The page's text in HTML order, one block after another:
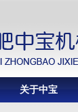
关于中宝